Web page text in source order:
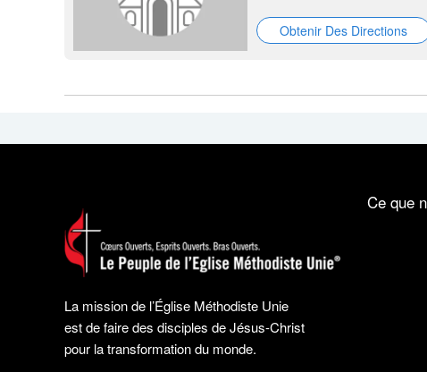
Obtenir Des Directions
La mission de l’Église Méthodiste Unie
est de faire des disciples de Jésus-Christ
pour la transformation du monde.
Ce que